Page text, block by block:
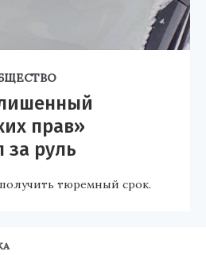
прав»
за руль
тюремный срок.